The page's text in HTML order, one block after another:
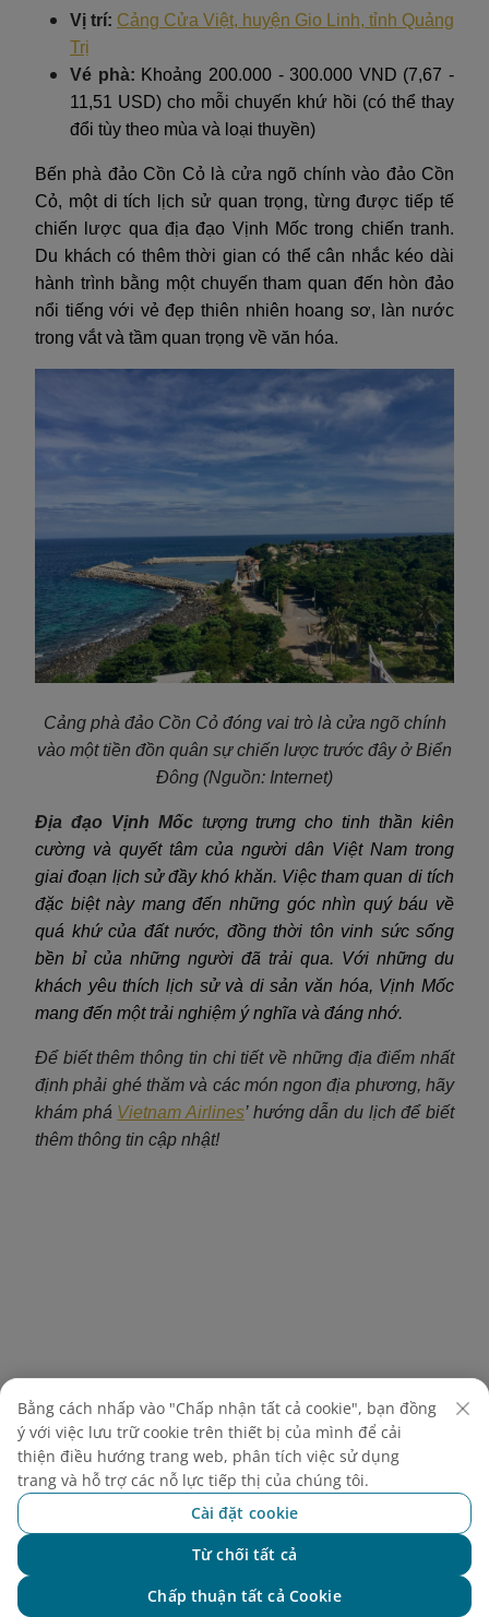
Vị trí: Cảng Cửa Việt, huyện Gio Linh, tỉnh Quảng
Trị
Vé phà: Khoảng 200.000 - 300.000 VND (7,67 -
11,51 USD) cho mỗi chuyến khứ hồi (có thể thay
đổi tùy theo mùa và loại thuyền)
Bến phà đảo Cồn Cỏ là cửa ngõ chính vào đảo Cồn
Cỏ, một di tích lịch sử quan trọng, từng được tiếp tế
chiến lược qua địa đạo Vịnh Mốc trong chiến tranh.
Du khách có thêm thời gian có thể cân nhắc kéo dài
hành trình bằng một chuyến tham quan đến hòn đảo
nổi tiếng với vẻ đẹp thiên nhiên hoang sơ, làn nước
trong vắt và tầm quan trọng về văn hóa.
Cảng phà đảo Cồn Cỏ đóng vai trò là cửa ngõ chính
vào một tiền đồn quân sự chiến lược trước đây ở Biển
Đông (Nguồn: Internet)
Địa đạo Vịnh Mốc tượng trưng cho tinh thần kiên
cường và quyết tâm của người dân Việt Nam trong
giai đoạn lịch sử đầy khó khăn. Việc tham quan di tích
đặc biệt này mang đến những góc nhìn quý báu về
quá khứ của đất nước, đồng thời tôn vinh sức sống
bền bỉ của những người đã trải qua. Với những du
khách yêu thích lịch sử và di sản văn hóa, Vịnh Mốc
mang đến một trải nghiệm ý nghĩa và đáng nhớ.
Để biết thêm thông tin chi tiết về những địa điểm nhất
định phải ghé thăm và các món ngon địa phương, hãy
khám phá Vietnam Airlines’ hướng dẫn du lịch để biết
thêm thông tin cập nhật!
Khám phá thêm
Bằng cách nhấp vào "Chấp nhận tất cả cookie", bạn đồng
ý với việc lưu trữ cookie trên thiết bị của mình để cải
thiện điều hướng trang web, phân tích việc sử dụng
trang và hỗ trợ các nỗ lực tiếp thị của chúng tôi.
Cài đặt cookie
Từ chối tất cả
Chấp thuận tất cả Cookie